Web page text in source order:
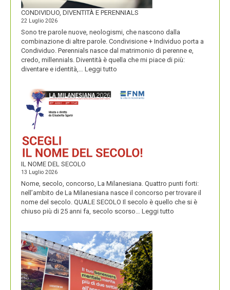
CONDIVIDUO, DIVENTITÀ E PERENNIALS
22 Luglio 2026
Sono tre parole nuove, neologismi, che nascono dalla
combinazione di altre parole. Condivisione + Individuo porta a
Condividuo. Perennials nasce dal matrimonio di perenne e,
credo, millennials. Diventità è quella che mi piace di più:
diventare e identità,… Leggi tutto
E
IL NOME DEL SECOLO
13 Luglio 2026
Nome, secolo, concorso, La Milanesiana. Quattro punti forti:
nell’ambito de La Milanesiana nasce il concorso per trovare il
nome del secolo. QUALE SECOLO Il secolo è quello che si è
chiuso più di 25 anni fa, secolo scorso… Leggi tutto